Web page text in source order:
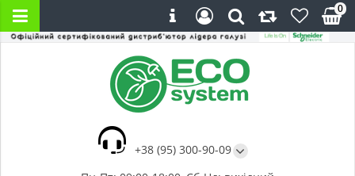
+38 (95) 300-90-09
0